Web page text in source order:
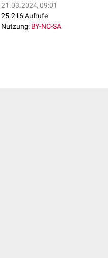
21.03.2024, 09:01
25.216 Aufrufe
Nutzung: BY-NC-SA